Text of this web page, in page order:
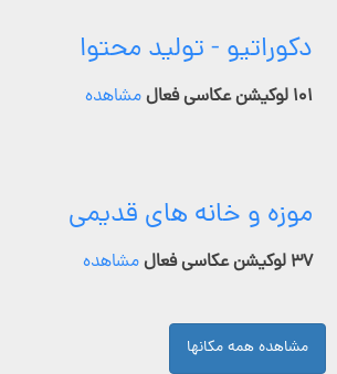
دکوراتیو - تولید محتوا
۱۰۱ لوکیشن عکاسی فعال مشاهده
موزه و خانه های قدیمی
۳۷ لوکیشن عکاسی فعال مشاهده
مشاهده همه مکانها